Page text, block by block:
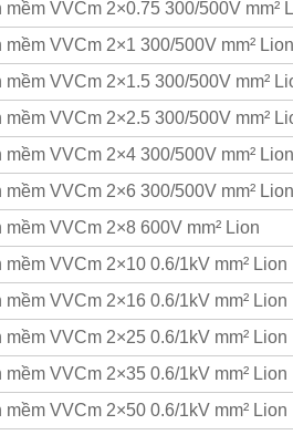
VVCm 2×0.75 300/500V mm²
VVCm 2×1 300/500V mm² Lion
VVCm 2×1.5 300/500V mm²
VVCm 2×2.5 300/500V mm²
VVCm 2×4 300/500V mm² Lion
VVCm 2×6 300/500V mm² Lion
VVCm 2×8 600V mm² Lion
VVCm 2×10 0.6/1kV mm² Lion
VVCm 2×16 0.6/1kV mm² Lion
VVCm 2×25 0.6/1kV mm² Lion
VVCm 2×35 0.6/1kV mm² Lion
VVCm 2×50 0.6/1kV mm² Lion